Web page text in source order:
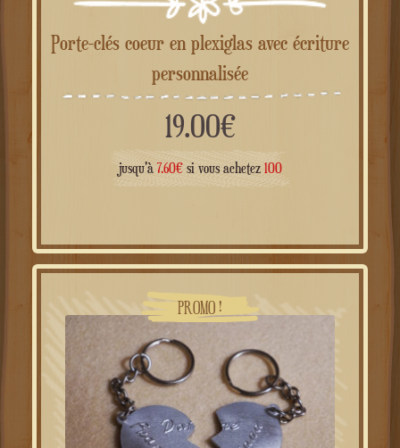
Porte-clés coeur en plexiglas avec écriture
personnalisée
19.00€
jusqu'à 7.60€si vous achetez 100
PROMO !